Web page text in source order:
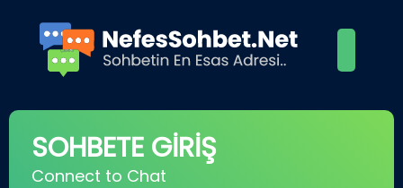
SOHBETE GİRİŞ
Connect to Chat